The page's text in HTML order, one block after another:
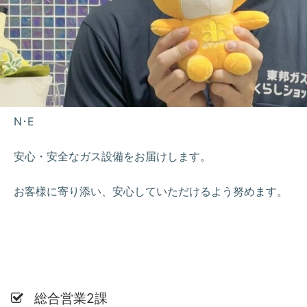
N･E
安心・安全なガス設備をお届けします。
お客様に寄り添い、安心していただけるよう努めます。
総合営業2課